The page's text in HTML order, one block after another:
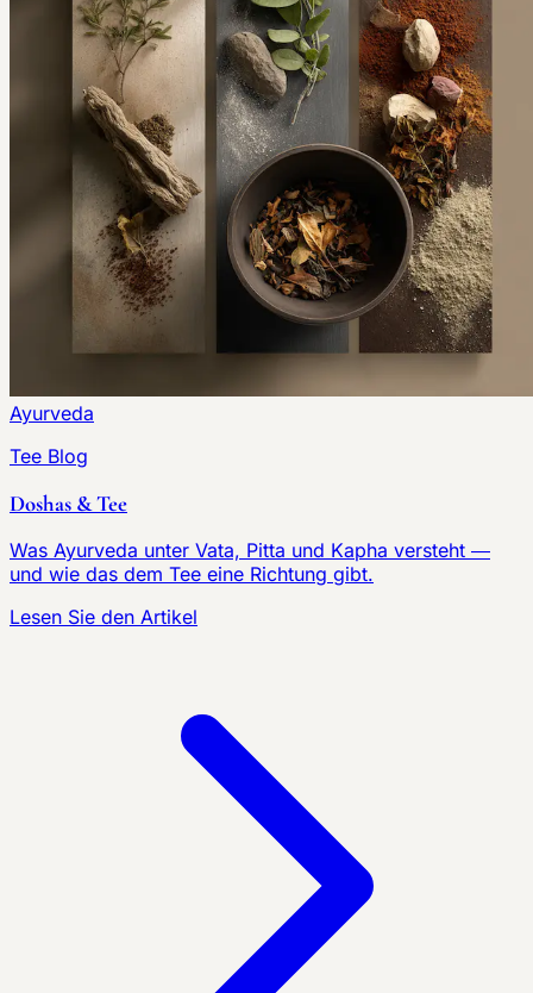
Ayurveda
Tee Blog
Doshas & Tee
Was Ayurveda unter Vata, Pitta und Kapha versteht —
und wie das dem Tee eine Richtung gibt.
Lesen Sie den Artikel